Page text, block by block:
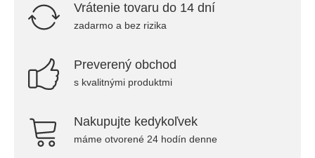
Vrátenie tovaru do 14 dní
zadarmo a bez rizika
Preverený obchod
s kvalitnými produktmi
Nakupujte kedykoľvek
máme otvorené 24 hodín denne